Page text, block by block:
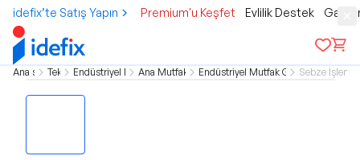
idefix’te Satış Yapın Premium'u Keşfet Evlilik Destek
Ana sayfaTeknolojiEndüstriyel Mutfak GrubuAna Mutfak EkipmanlarıEndüstriyel Mutfak Gıda İşleme
Sebze